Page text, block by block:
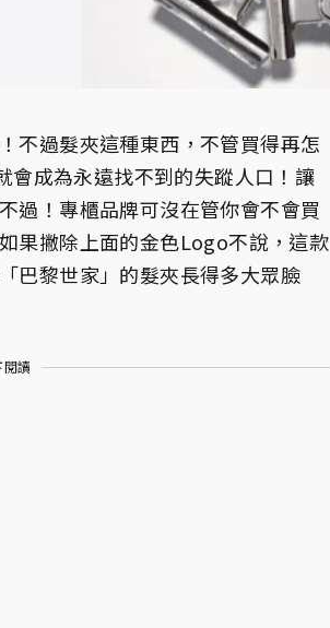
不過髮夾這種東西，不管買得再怎
會成為永遠找不到的失蹤人口！讓
過！專櫃品牌可沒在管你會不會買
果撇除上面的金色Logo不說，這款
巴黎世家」的髮夾長得多大眾臉
讀